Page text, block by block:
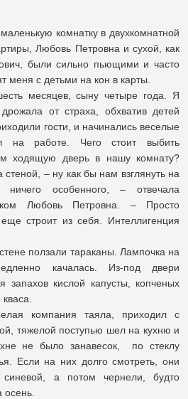
комнатку в двухкомнатной
Любовь Петровна и сухой, как
были сильно пьющими и часто
меня с детьми на кон в карты.
месяцев, сыну четыре года. Я
от страха, обхватив детей
гости, и начинались веселые
на работе. Чего стоит выбить
ходящую дверь в нашу комнату?
– ну как бы нам взглянуть на
особенного, – отвечала
Любовь Петровна. – Просто
строит из себя. Интеллигенция
ползали тараканы. Лампочка на
качалась. Из-под двери
запахов кислой капусты, копченых
компания таяла, приходил с
тяжелой поступью шел на кухню и
не было занавесок, по стеклу
Если на них долго смотреть, они
синевой, а потом чернели, будто